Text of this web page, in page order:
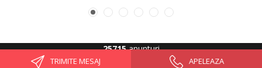
TRIMITE MESAJ APELEAZA
25715anunturi